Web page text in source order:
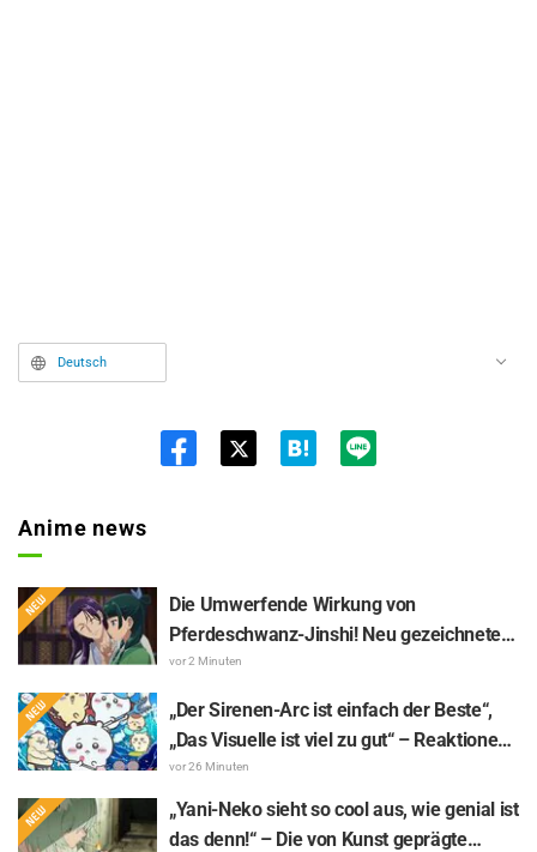
Deutsch
Anime news
Die Umwerfende Wirkung von
Pferdeschwanz-Jinshi! Neu gezeichnete
„Yukata-Illustration“ zum Sommer-Event
Reaktionen aus wie „Mein Herz hat
ungelogen einen Aussetzer gehabt“
vor 2 Minuten
„Der Sirenen-Arc ist einfach der Beste“,
„Das Visuelle ist viel zu gut“ – Reaktionen
auf „Chiikawa The Movie: The Secret of
the Mermaid Island“, der heute am 24.
Juli Premiere feiert
vor 26 Minuten
„Yani-Neko sieht so cool aus, wie genial ist
das denn!“ – Die von Kunst geprägte